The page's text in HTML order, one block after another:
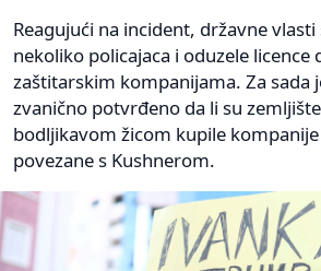
Reagujući na incident, državne
nekoliko policajaca i oduzele
zaštitarskim kompanijama. Za sada
zvanično potvrđeno da li su
bodljikavom žicom kupile
povezane s Kushnerom.